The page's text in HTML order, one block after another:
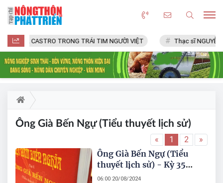
FIDEL CASTRO TRONG TRÁI TIM NGƯỜI VIỆT Thạc sĩ NGUYỄN
Ông Già Bến Ngự (Tiểu thuyết lịch sử)
« 1 2 »
Ông Già Bến Ngự (Tiểu
thuyết lịch sử) - Kỳ 35
(Hết)
06:00 20/08/2024